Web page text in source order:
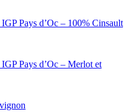
Pays d’Oc – 100% Cinsault
Pays d’Oc – Merlot et